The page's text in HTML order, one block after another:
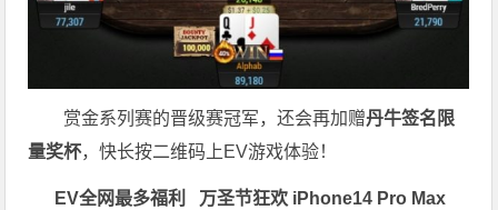
赏金系列赛的晋级赛冠军，还会再加赠丹牛签名限
量奖杯，快长按二维码上EV游戏体验！
EV全网最多福利 万圣节狂欢 iPhone14 Pro Max